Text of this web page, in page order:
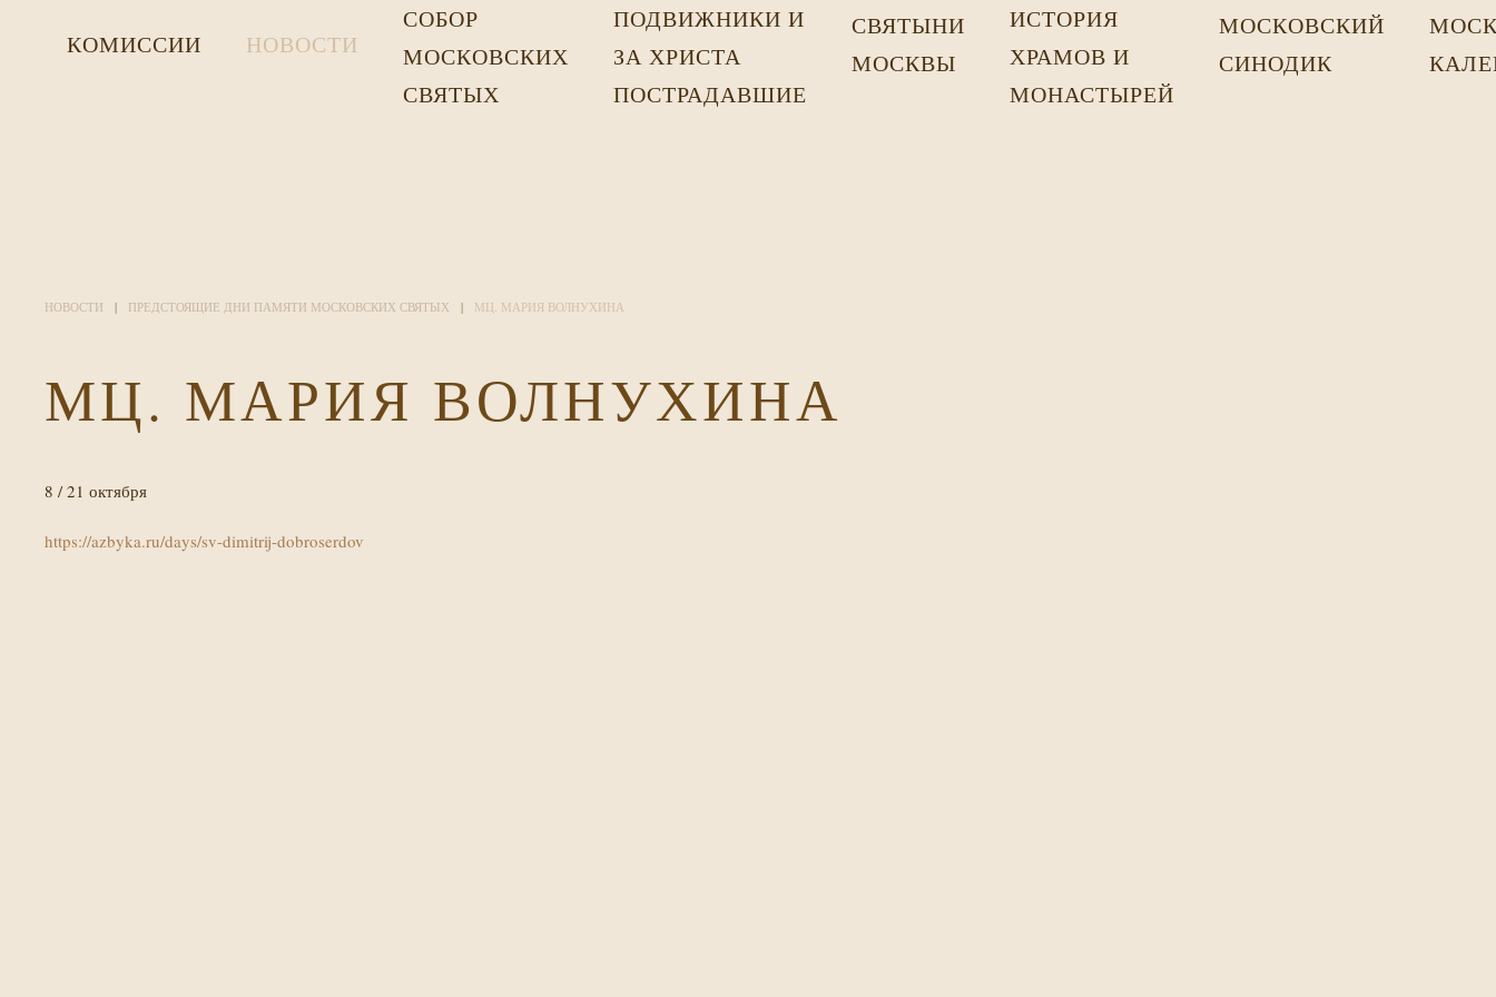
КОМИССИИ НОВОСТИ
СОБОР
МОСКОВСКИХ
СВЯТЫХ
ПОДВИЖНИКИ И
ЗА ХРИСТА
ПОСТРАДАВШИЕ
СВЯТЫНИ
МОСКВЫ
ИСТОРИЯ
ХРАМОВ И
МОНАСТЫРЕЙ
МОСКОВСКИЙ
СИНОДИК
НОВОСТИ ПРЕДСТОЯЩИЕ ДНИ ПАМЯТИ МОСКОВСКИХ СВЯТЫХ МЦ. МАРИЯ ВОЛНУХИНА
МЦ. МАРИЯ ВОЛНУХИНА
8 / 21 октября
https://azbyka.ru/days/sv-dimitrij-dobroserdov